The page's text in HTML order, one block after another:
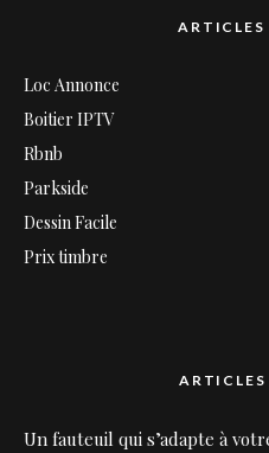
ARTICLES
Loc Annonce
Boitier IPTV
Rbnb
Parkside
Dessin Facile
Prix timbre
ARTICLES
Un fauteuil qui s’adapte à